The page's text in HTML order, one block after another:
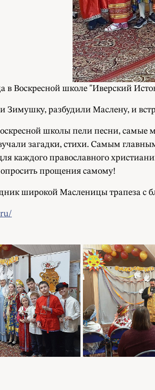
в Воскресной школе "Иверский
Зимушку, разбудили Маслену, и
школы пели песни, самые
загадки, стихи. Самым
каждого православного
прощения самому!
широкой Масленицы трапеза с